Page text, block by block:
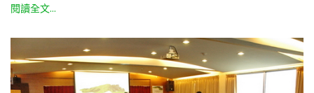
閱讀全文...